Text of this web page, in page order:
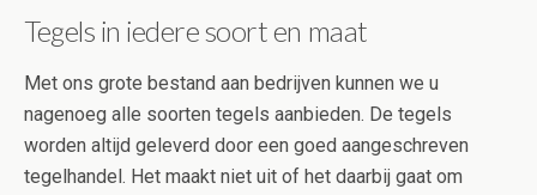
Tegels in iedere soort en maat
Met ons grote bestand aan bedrijven kunnen we u
nagenoeg alle soorten tegels aanbieden. De tegels
worden altijd geleverd door een goed aangeschreven
tegelhandel. Het maakt niet uit of het daarbij gaat om